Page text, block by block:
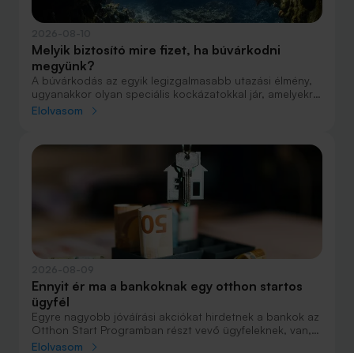
Melyik biztosító mire fizet, ha búvárkodni
megyünk?
A búvárkodás az egyik legizgalmasabb utazási élmény,
ugyanakkor olyan speciális kockázatokkal jár, amelyekre
nem minden utasbiztosítás nyújt megfelelő fedezetet.
lehetnek, ezért a búvárok számára különösen fontos,
hogy indulás előtt alaposan megvizsgálják, milyen
szolgáltatásokat tartalmaz a választott biztosítás.
Elolvasom
Ennyit ér ma a bankoknak egy otthon startos
ügyfél
Egyre nagyobb jóváírási akciókat hirdetnek a bankok az
Otthon Start Programban részt vevő ügyfeleknek, van,
ahol összesen akár félmillió forint jóváírást is össze lehet
Elolvasom